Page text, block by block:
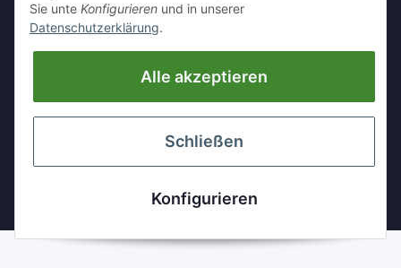
E-Mai:info@hackmesser24.de
INFORMATIONEN
GESETZLICHE INFORMATIONEN
Powered by
Sie unte Konfigurieren und in unserer
Datenschutzerklärung.
Alle akzeptieren
Schließen
Konfigurieren